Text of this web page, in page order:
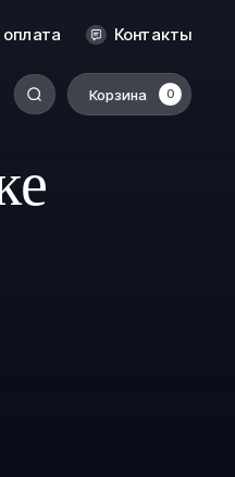
Контакты
Корзина 0
Пермь
Ростов-на-Дону
Петербург